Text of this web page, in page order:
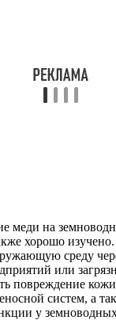
меди на
хорошо
среду
или
повреждение
систем, а
у